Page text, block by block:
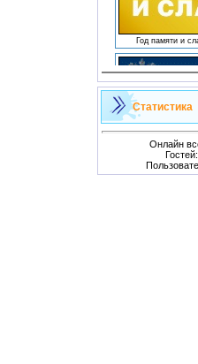
Год памяти и
ФЕДЕРАЛЬНОЕ
Управление
Мариинского
Статистика
Онлайн
Гостей: